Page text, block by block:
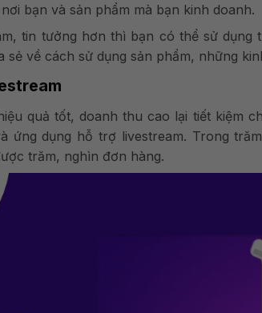
bạn và sản phẩm mà bạn kinh doanh.
tin tưởng hơn thì bạn có thể sử dụng
sẻ về cách sử dụng sản phẩm, những
quả tốt, doanh thu cao lại tiết kiệm
ứng dụng hỗ trợ livestream. Trong
trăm, nghìn đơn hàng.